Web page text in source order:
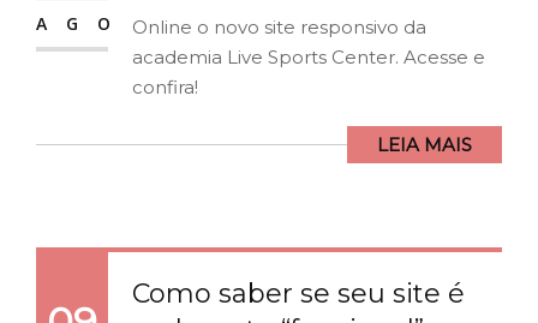
AGO
Online o novo site responsivo da
academia Live Sports Center. Acesse e
confira!
LEIA MAIS
Como saber se seu site é